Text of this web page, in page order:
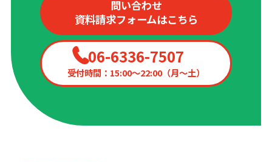
問い合わせ
資料請求フォームはこちら
06-6336-7507
受付時間：15:00〜22:00（月〜土）